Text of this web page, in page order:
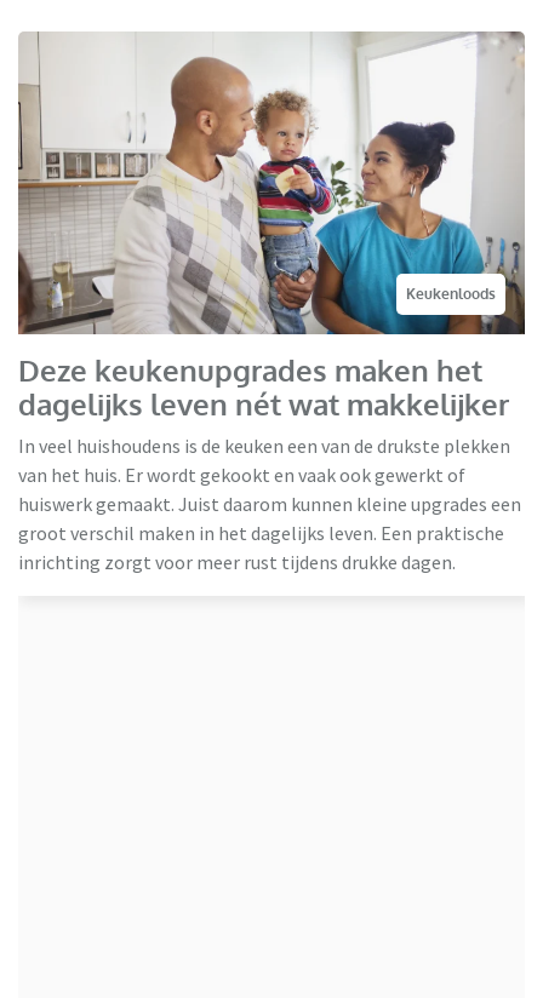
Keukenloods
Deze keukenupgrades maken het
dagelijks leven nét wat makkelijker
In veel huishoudens is de keuken een van de drukste plekken
van het huis. Er wordt gekookt en vaak ook gewerkt of
huiswerk gemaakt. Juist daarom kunnen kleine upgrades een
groot verschil maken in het dagelijks leven. Een praktische
inrichting zorgt voor meer rust tijdens drukke dagen.